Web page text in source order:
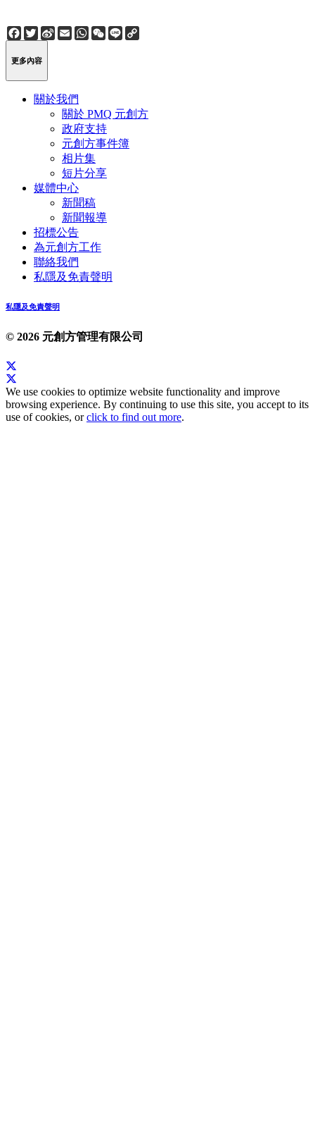
Facebook
Twitter
Sina
Weibo
EmailWhatsApp
WeChat
Line
更多內容
關於我們
關於 PMQ 元創方
政府支持
元創方事件簿
相片集
短片分享
媒體中心
新聞稿
新聞報導
招標公告
為元創方工作
聯絡我們
私隱及免責聲明
私隱及免責聲明
© 2026 元創方管理有限公司
We use cookies to optimize website functionality and improve
browsing experience. By continuing to use this site, you accept to its
use of cookies, orclick to find out more.